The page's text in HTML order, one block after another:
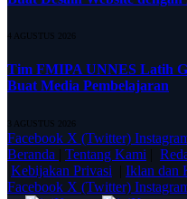
4 AGUSTUS 2026
Tim FMIPA UNNES Latih
Buat Media Pembelajaran
3 AGUSTUS 2026
Facebook X (Twitter)
Beranda
Tentang Kami
Kebijakan Privasi
Iklan dan
Facebook X (Twitter)